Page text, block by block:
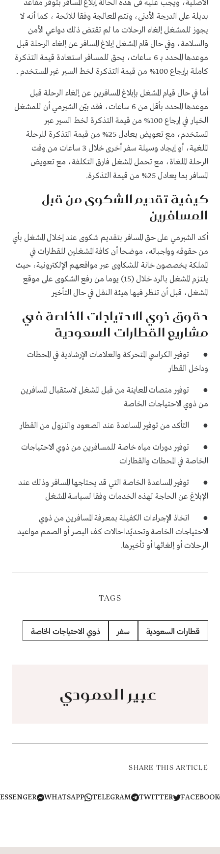
الأصلية، ويجب عليه فى هذه الحالة إبلاغ المسافر بتوفر مقاعد
بديلة على الدرجة الأدنى، وتتم المعالجة وفقا للائحة ، كما أنه لا
يجوز للمشغل إلغاء الرحلات ما لم تقتض ذلك دواعي الأمن
والسلامة، وفي حال قام المشغل إبلاغ المسافر عن إلغاء الرحلة قبل
موعدها المحدد بـ 6 ساعات، يحق للمسافر استعادة قيمة التذكرة
كاملة بإرجاع 100% من قيمة التذكرة لخط السير غير المستخدم .
أما في حال قيام المشغل بإبلاغ المسافرين عن إلغاء الرحلة قبل
موعدها المحدد بأقل من 6 ساعات، فقد بيّن الشبرمي أن للمشغل
الخيار في إرجاع 100% من قيمة التذكرة لخط السير عبر
المستخدم، مع تعويض يعادل 25% من قيمة التذكرة للرحلة
الملغية، أو إيجاد وسيلة سفر أخرى خلال 3 ساعات من وقت
الرحلة الملغاة، مع تحمل المشغل فارق التكلفة، مع تعويض
المسافر بما يعادل 25% من قيمة التذكرة.
كيفية تقديم الشكوى من قبل
المسافرين
أكد الشبرمي على حق المسافر بتقديم شكوى عند إخلال المشغل بأي
من حقوقه وواجباته، موضحا أن كافة المشغلين للقطارات في
المملكة يخصصون خانة للشكاوى عبر مواقعهم الإلكترونية، حيث
يلتزم المشغل بالرد خلال (15) يوما من رفع الشكوى على موقع
المشغل، قبل أن تنظر فيها هيئة النقل في حال التأخير
حقوق ذوي الاحتياجات الخاصة في
مشاريع القطارات السعودية
● توفير الكراسي المتحركة والعلامات الإرشادية في المحطات
وداخل القطار
● توفير منصات المعاينة من قبل المشغل لاستقبال المسافرين
من ذوي الاحتياجات الخاصة
● التأكد من توفير المساعدة عند الصعود والنزول من القطار
● توفير دورات مياه خاصة للمسافرين من ذوي الاحتياجات
الخاصة في المحطات والقطارات
● توفير المساعدة الخاصة التي قد يحتاجها المسافر وذلك عند
الإبلاغ عن الحاجة لهذه الخدمات وفقا لسياسة المشغل
● اتخاذ الإجراءات الكفيلة بمعرفة المسافرين من ذوي
الاحتياجات الخاصة وتحديًدا حالات كف البصر أو الصمم مواعيد
الرحلات أو إلغائها أو تأخيرها.
TAGS
قطارات السعودية سفر ذوي الاحتياجات الخاصة
​​​​​​​ عبير العمودي
SHARE THIS ARTICLE
TWITTER
TELEGRAM
WHATSAPP
MESSENGER